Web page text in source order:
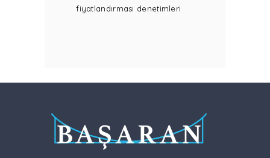
fiyatlandırması denetimleri